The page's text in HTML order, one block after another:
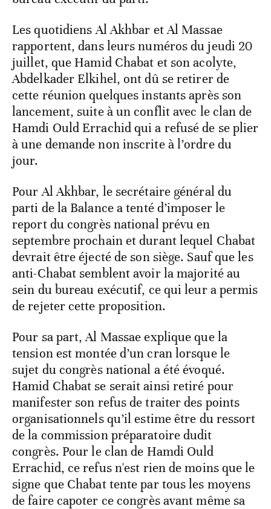
Les quotidiens Al Akhbar et Al Massae
rapportent, dans leurs numéros du jeudi 20
juillet, que Hamid Chabat et son acolyte,
Abdelkader Elkihel, ont dû se retirer de
cette réunion quelques instants après son
lancement, suite à un conflit avec le clan de
Hamdi Ould Errachid qui a refusé de se plier
à une demande non inscrite à l’ordre du
jour.
Pour Al Akhbar, le secrétaire général du
parti de la Balance a tenté d’imposer le
report du congrès national prévu en
septembre prochain et durant lequel Chabat
devrait être éjecté de son siège. Sauf que les
anti-Chabat semblent avoir la majorité au
sein du bureau exécutif, ce qui leur a permis
de rejeter cette proposition.
Pour sa part, Al Massae explique que la
tension est montée d’un cran lorsque le
sujet du congrès national a été évoqué.
Hamid Chabat se serait ainsi retiré pour
manifester son refus de traiter des points
organisationnels qu’il estime être du ressort
de la commission préparatoire dudit
congrès. Pour le clan de Hamdi Ould
Errachid, ce refus n'est rien de moins que le
signe que Chabat tente par tous les moyens
de faire capoter ce congrès avant même sa